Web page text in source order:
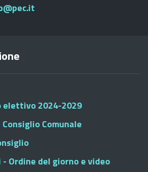
elettivo 2024-2029
Comunale
- Ordine del giorno e video